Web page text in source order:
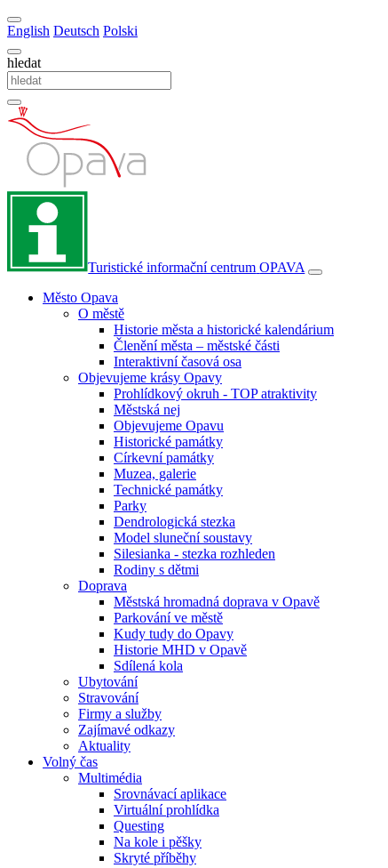
English Deutsch Polski
hledat
Turistické informační centrum OPAVA
Město Opava
O městě
Historie města a historické kalendárium
Členění města – městské části
Interaktivní časová osa
Objevujeme krásy Opavy
Prohlídkový okruh - TOP atraktivity
Městská nej
Objevujeme Opavu
Historické památky
Církevní památky
Muzea, galerie
Technické památky
Parky
Dendrologická stezka
Model sluneční soustavy
Silesianka - stezka rozhleden
Rodiny s dětmi
Doprava
Městská hromadná doprava v Opavě
Parkování ve městě
Kudy tudy do Opavy
Historie MHD v Opavě
Sdílená kola
Ubytování
Stravování
Firmy a služby
Zajímavé odkazy
Aktuality
Volný čas
Multimédia
Srovnávací aplikace
Virtuální prohlídka
Questing
Na kole i pěšky
Skryté příběhy